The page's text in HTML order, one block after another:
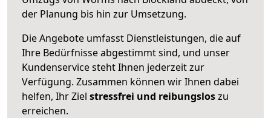
der Planung bis hin zur Umsetzung.
Die Angebote umfasst Dienstleistungen, die auf
Ihre Bedürfnisse abgestimmt sind, und unser
Kundenservice steht Ihnen jederzeit zur
Verfügung. Zusammen können wir Ihnen dabei
helfen, Ihr Ziel stressfrei und reibungsloszu
erreichen.